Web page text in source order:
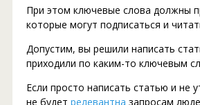
При этом ключевые слова должны
которые могут подписаться и
Допустим, вы решили написать
приходили по каким-то ключевым
Если просто написать статью и не
не будет релевантна запросам